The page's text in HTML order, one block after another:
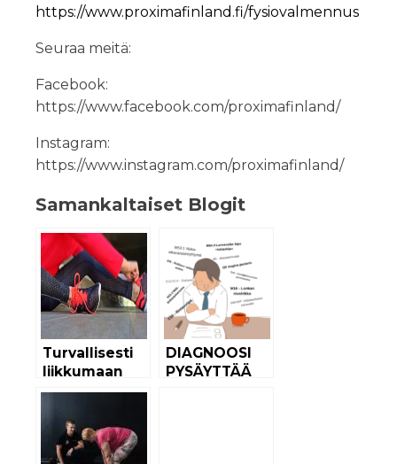
https://www.proximafinland.fi/fysiovalmennus
Seuraa meitä:
Facebook:
https://www.facebook.com/proximafinland/
Instagram:
https://www.instagram.com/proximafinland/
Samankaltaiset Blogit
Turvallisesti
liikkumaan
DIAGNOOSI
PYSÄYTTÄÄ